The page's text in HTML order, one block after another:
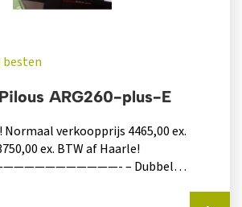
besten
ARG260-plus-E
verkoopprijs 4465,00 ex.
ex. BTW af Haarle!
– Dubbel